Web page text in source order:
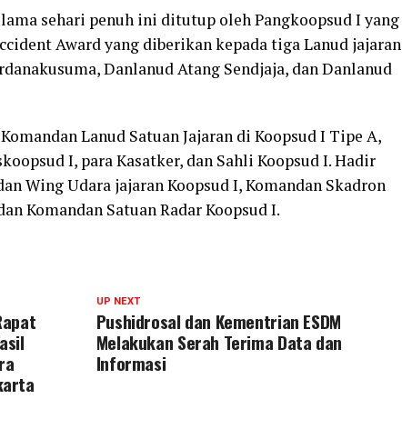
sehari penuh ini ditutup oleh Pangkoopsud I yang
Award yang diberikan kepada tiga Lanud jajaran
Danlanud Atang Sendjaja, dan Danlanud
Lanud Satuan Jajaran di Koopsud I Tipe A,
I, para Kasatker, dan Sahli Koopsud I. Hadir
Wing Udara jajaran Koopsud I, Komandan Skadron
Komandan Satuan Radar Koopsud I.
UP NEXT
Pushidrosal dan Kementrian ESDM
Melakukan Serah Terima Data dan
Informasi